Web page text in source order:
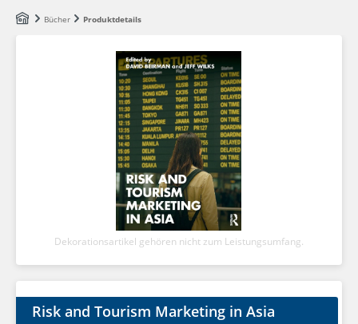
Zum Hauptinhalt springen
Bücher Produktdetails
Dekorationsartikel gehören nicht zum Leistungsumfang.
Risk and Tourism Marketing in Asia